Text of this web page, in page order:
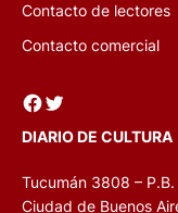
Contacto de lectores
Contacto comercial
Facebook Twitter
DIARIO DE CULTURA
Tucumán 3808 – P.B.
Ciudad de Buenos